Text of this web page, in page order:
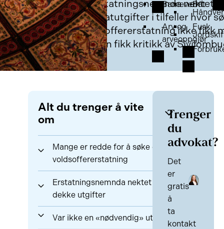
Barnevern
Arv og
arveoppgjør
Båt
Fusk
erstatningsnemnda nektet å
advokatutgifter i tilfeller hvor
voldsoffererstatning ikke fikk
Praksisen fikk kritikk av
Alt du trenger å vite
om
Mange er redde for å søke om
voldsoffererstatning
Erstatningsnemnda nektet å
dekke utgifter
Var ikke en «nødvendig» utgift
Trenger
du
advokat?
Det
er
gratis
å
ta
kontakt